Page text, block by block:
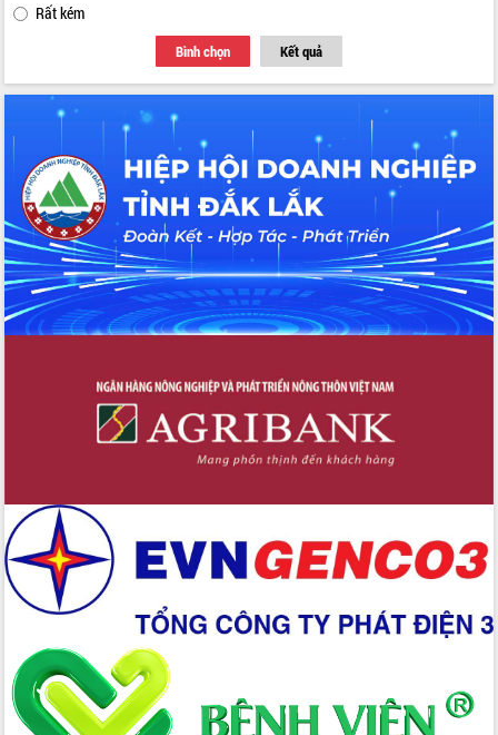
Rất kém
Bình chọn Kết quả